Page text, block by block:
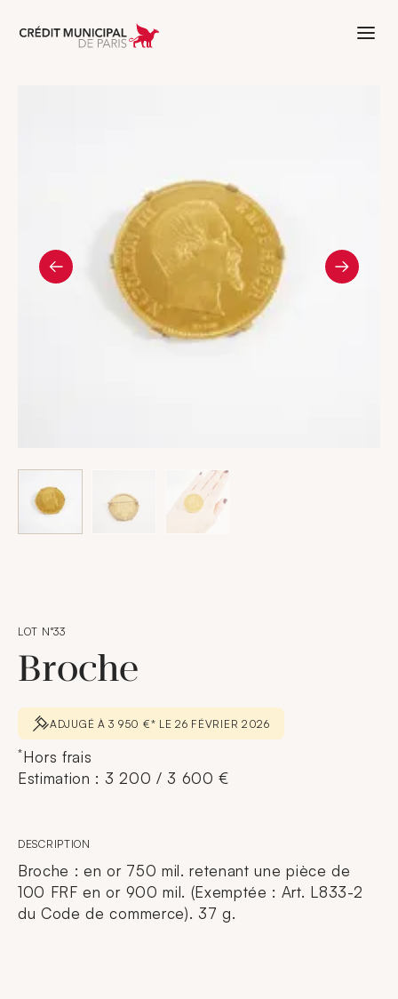
Aller à l'accueil de Crédit Municipal
LOT N°33
Broche
ADJUGÉ À 3 950 €* LE 26 FÉVRIER 2026
*Hors frais
Estimation : 3 200 / 3 600 €
DESCRIPTION
Broche : en or 750 mil. retenant une pièce de
100 FRF en or 900 mil. (Exemptée : Art. L833-2
du Code de commerce). 37 g.